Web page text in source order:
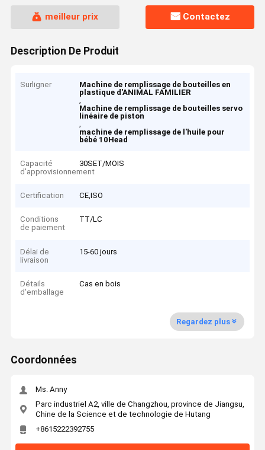
meilleur prix Contactez
Description De Produit
Surligner
Machine de remplissage de bouteilles en
plastique d'ANIMAL FAMILIER
,
Machine de remplissage de bouteilles servo
linéaire de piston
,
machine de remplissage de l'huile pour
bébé 10Head
Capacité
d'approvisionnement
30SET/MOIS
Certification CE,ISO
Conditions
de paiement
TT/LC
Délai de
livraison
15-60 jours
Détails
d'emballage
Cas en bois
Regardez plus
Coordonnées
Ms. Anny
Parc industriel A2, ville de Changzhou, province de Jiangsu,
Chine de la Science et de technologie de Hutang
+8615222392755